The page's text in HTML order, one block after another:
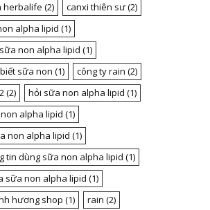
herbalife (2) canxi thiên sư(2)
alpha lipid (1)
non alpha lipid (1)
sữa non (1) công ty rain (2)
(2) hỏi sữa non alpha lipid (1)
alpha lipid (1)
non alpha lipid (1)
tin dùng sữa non alpha lipid (1)
sữa non alpha lipid (1)
hương shop (1) rain (2)